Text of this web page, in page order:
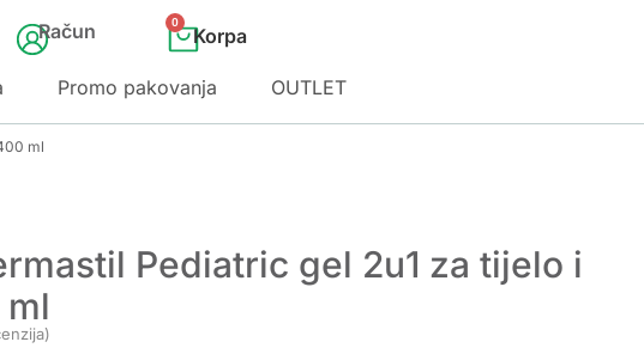
Račun 0
Promo pakovanja OUTLET
ml
Pediatric gel 2u1 za tijelo i